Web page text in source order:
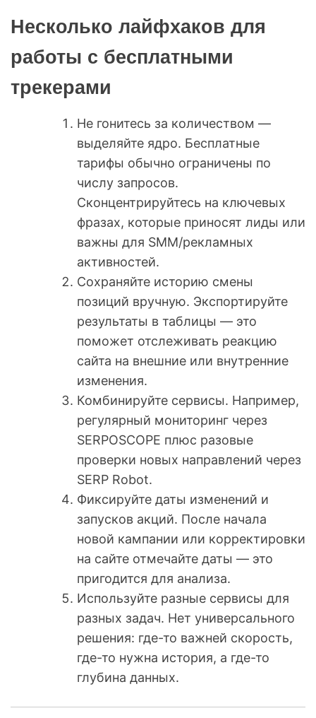
Несколько лайфхаков для
работы с бесплатными
трекерами
Не гонитесь за количеством —
выделяйте ядро. Бесплатные
тарифы обычно ограничены по
числу запросов.
Сконцентрируйтесь на ключевых
фразах, которые приносят лиды или
важны для SMM/рекламных
активностей.
Сохраняйте историю смены
позиций вручную. Экспортируйте
результаты в таблицы — это
поможет отслеживать реакцию
сайта на внешние или внутренние
изменения.
Комбинируйте сервисы. Например,
регулярный мониторинг через
SERPOSCOPE плюс разовые
проверки новых направлений через
SERP Robot.
Фиксируйте даты изменений и
запусков акций. После начала
новой кампании или корректировки
на сайте отмечайте даты — это
пригодится для анализа.
Используйте разные сервисы для
разных задач. Нет универсального
решения: где-то важней скорость,
где-то нужна история, а где-то
глубина данных.